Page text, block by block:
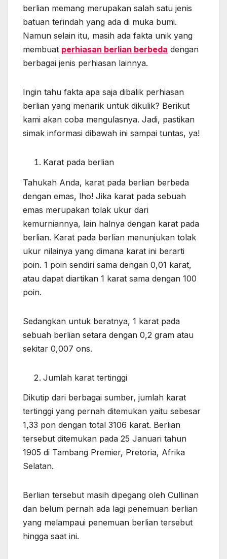
berlian memang merupakan salah satu jenis
batuan terindah yang ada di muka bumi.
Namun selain itu, masih ada fakta unik yang
membuat perhiasan berlian berbeda dengan
berbagai jenis perhiasan lainnya.
Ingin tahu fakta apa saja dibalik perhiasan
berlian yang menarik untuk dikulik? Berikut
kami akan coba mengulasnya. Jadi, pastikan
simak informasi dibawah ini sampai tuntas, ya!
Karat pada berlian
Tahukah Anda, karat pada berlian berbeda
dengan emas, lho! Jika karat pada sebuah
emas merupakan tolak ukur dari
kemurniannya, lain halnya dengan karat pada
berlian. Karat pada berlian menunjukan tolak
ukur nilainya yang dimana karat ini berarti
poin. 1 poin sendiri sama dengan 0,01 karat,
atau dapat diartikan 1 karat sama dengan 100
poin.
Sedangkan untuk beratnya, 1 karat pada
sebuah berlian setara dengan 0,2 gram atau
sekitar 0,007 ons.
Jumlah karat tertinggi
Dikutip dari berbagai sumber, jumlah karat
tertinggi yang pernah ditemukan yaitu sebesar
1,33 pon dengan total 3106 karat. Berlian
tersebut ditemukan pada 25 Januari tahun
1905 di Tambang Premier, Pretoria, Afrika
Selatan.
Berlian tersebut masih dipegang oleh Cullinan
dan belum pernah ada lagi penemuan berlian
yang melampaui penemuan berlian tersebut
hingga saat ini.